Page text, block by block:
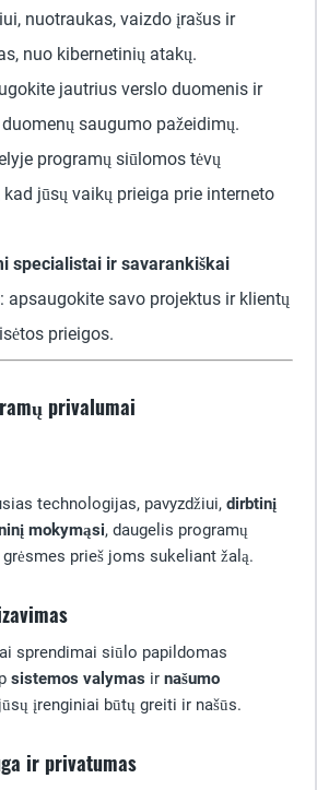
nuotraukas, vaizdo įrašus ir
nuo kibernetinių atakų.
jautrius verslo duomenis ir
saugumo pažeidimų.
programų siūlomos tėvų
jūsų vaikų prieiga prie interneto
specialistai ir savarankiškai
: apsaugokite savo projektus ir klientų
prieigos.
privalumai
technologijas, pavyzdžiui, dirbtinį
mokymąsi, daugelis programų
prieš joms sukeliant žalą.
sprendimai siūlo papildomas
sistemos valymas ir našumo
įrenginiai būtų greiti ir našūs.
ir privatumas